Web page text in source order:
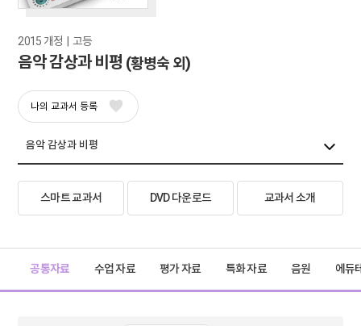
2015 개정  |  고등
음악 감상과 비평 (황병숙 외)
나의 교과서 등록
스마트 교과서 DVD 다운로드 교과서 소개
공통자료 수업 자료 평가 자료 특화 자료 음원 에듀